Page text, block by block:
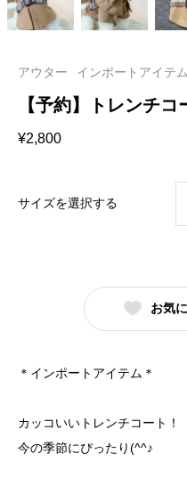
アウター インポートアイテム
【予約】トレン
¥2,800
サイズを選択する
お気
＊インポートアイテム＊
カッコいいトレンチコート！
今の季節にぴったり(^^♪